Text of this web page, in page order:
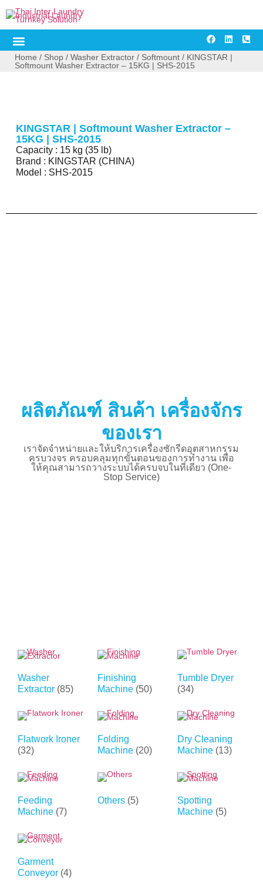
Home / Shop/ Washer Extractor/ Softmount/ KINGSTAR |
Softmount Washer Extractor – 15KG | SHS-2015
KINGSTAR | Softmount Washer Extractor –
15KG | SHS-2015
Capacity : 15 kg (35 lb)
Brand : KINGSTAR (CHINA)
Model : SHS-2015
ผลิตภัณฑ์ สินค้า เครื่องจักร
ของเรา
เราจัดจำหน่ายและให้บริการเครื่องซักรีดอุตสาหกรรม
ครบวงจร ครอบคลุมทุกขั้นตอนของการทำงาน เพื่อ
ให้คุณสามารถวางระบบได้ครบจบในที่เดียว (One-
Stop Service)
Washer
Extractor (85)
Finishing
Machine (50)
Tumble Dryer
(34)
Flatwork Ironer
(32)
Folding
Machine (20)
Dry Cleaning
Machine (13)
Feeding
Machine (7)
Others (5)
Spotting
Machine (5)
Garment
Conveyor (4)